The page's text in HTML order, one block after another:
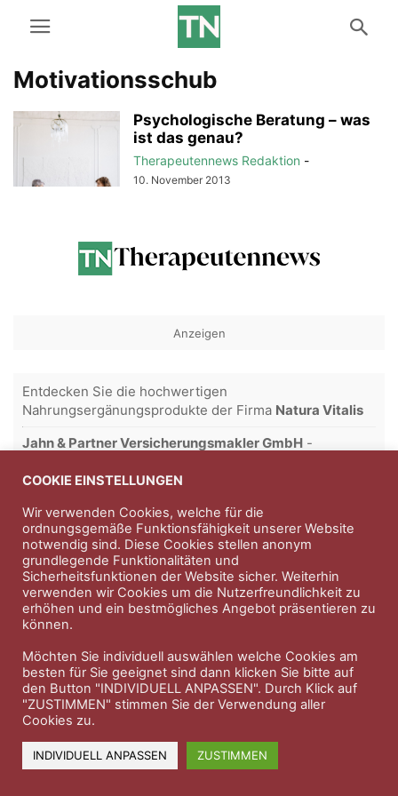
Motivationsschub
Psychologische Beratung – was
ist das genau?
Therapeutennews Redaktion -
10. November 2013
Anzeigen
Entdecken Sie die hochwertigen
Nahrungsergänungsprodukte der Firma Natura Vitalis
Jahn & Partner Versicherungsmakler GmbH -
Professioneller Rundumschutz seit über 30 Jahren.
Impressum Nutzungsbedingungen
Datenschutzerklärung Therapeutenkatalog Über uns
COOKIE EINSTELLUNGEN
Wir verwenden Cookies, welche für die
ordnungsgemäße Funktionsfähigkeit unserer Website
notwendig sind. Diese Cookies stellen anonym
grundlegende Funktionalitäten und
Sicherheitsfunktionen der Website sicher. Weiterhin
verwenden wir Cookies um die Nutzerfreundlichkeit zu
erhöhen und ein bestmögliches Angebot präsentieren zu
können.
Möchten Sie individuell auswählen welche Cookies am
besten für Sie geeignet sind dann klicken Sie bitte auf
den Button "INDIVIDUELL ANPASSEN". Durch Klick auf
"ZUSTIMMEN" stimmen Sie der Verwendung aller
Cookies zu.
INDIVIDUELL ANPASSEN ZUSTIMMEN